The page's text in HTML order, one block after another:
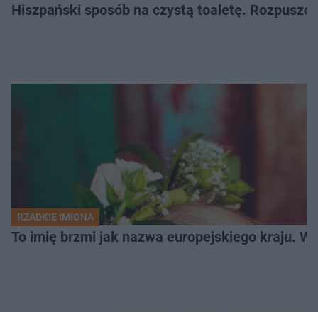
Hiszpański sposób na czystą toaletę.
RZADKIE IMIONA
To imię brzmi jak nazwa europejskiego kraju.